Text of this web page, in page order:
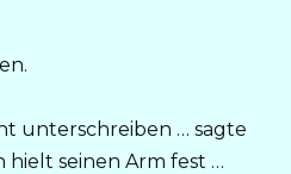
unterschreiben … sagte
hielt seinen Arm fest …